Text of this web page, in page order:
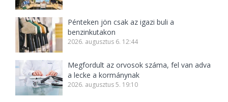
Pénteken jön csak az igazi buli a
benzinkutakon
2026. augusztus 6. 12:44
Megfordult az orvosok száma, fel van adva
a lecke a kormánynak
2026. augusztus 5. 19:10